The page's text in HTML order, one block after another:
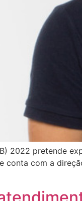
2022 pretende
conta com a